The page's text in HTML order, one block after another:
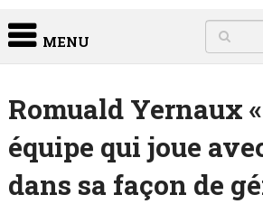
MENU
Romuald Yernaux
équipe qui joue
dans sa façon de